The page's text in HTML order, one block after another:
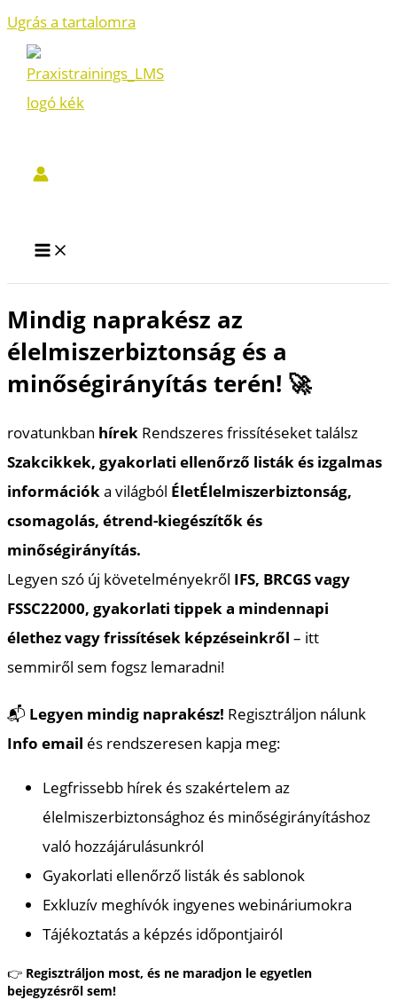
Ugrás a tartalomra
Mindig naprakész az
élelmiszerbiztonság és a
minőségirányítás terén! 🚀
rovatunkban hírek Rendszeres frissítéseket találsz
Szakcikkek, gyakorlati ellenőrző listák és izgalmas
információka világból ÉletÉlelmiszerbiztonság,
csomagolás, étrend-kiegészítők és
minőségirányítás.
Legyen szó új követelményekről IFS, BRCGS vagy
FSSC22000, gyakorlati tippek a mindennapi
élethez vagy frissítések képzéseinkről – itt
semmiről sem fogsz lemaradni!
📬 Legyen mindig naprakész! Regisztráljon nálunk
Info email és rendszeresen kapja meg:
Legfrissebb hírek és szakértelem az
élelmiszerbiztonsághoz és minőségirányításhoz
való hozzájárulásunkról
Gyakorlati ellenőrző listák és sablonok
Exkluzív meghívók ingyenes webináriumokra
Tájékoztatás a képzés időpontjairól
👉 Regisztráljon most, és ne maradjon le egyetlen
bejegyzésről sem!